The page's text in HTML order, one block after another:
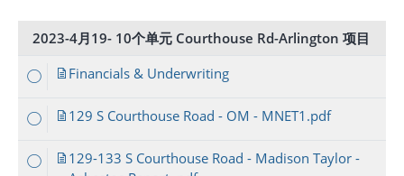
2023-4月19- 10个单元 Courthouse Rd-Arlington 项目
Financials & Underwriting
129 S Courthouse Road - OM - MNET1.pdf
129-133 S Courthouse Road - Madison Taylor -